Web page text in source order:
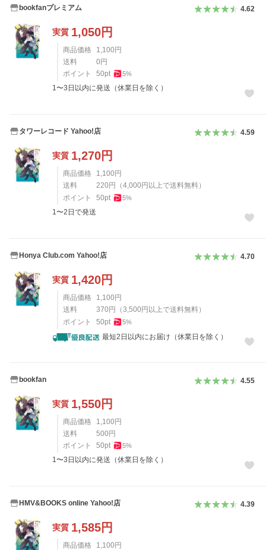
bookfanプレミアム 4.62
実質 1,050円
商品価格 1,100 円
送料
0 円
ポイント
50pt 5%
1〜3日以内に発送（休業日を除く）
タワーレコード Yahoo!店 4.59
実質 1,270円
商品価格 1,100 円
送料
220 円 （4,000 円以上で送料無料）
ポイント
50pt 5%
1〜2日で発送
Honya Club.com Yahoo!店 4.70
実質 1,420円
商品価格 1,100 円
送料
370 円 （3,500 円以上で送料無料）
ポイント
50pt 5%
最短2日以内にお届け（休業日を除く）
bookfan 4.55
実質 1,550円
商品価格 1,100 円
送料
500 円
ポイント
50pt 5%
1〜3日以内に発送（休業日を除く）
HMV&BOOKS online Yahoo!店 4.39
実質 1,585円
商品価格 1,100 円